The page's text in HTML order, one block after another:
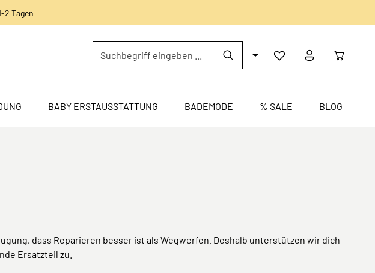
2 Tagen
BABY ERSTAUSSTATTUNG BADEMODE % SALE BLOG
dass Reparieren besser ist als Wegwerfen. Deshalb unterstützen wir dich
Ersatzteil zu.